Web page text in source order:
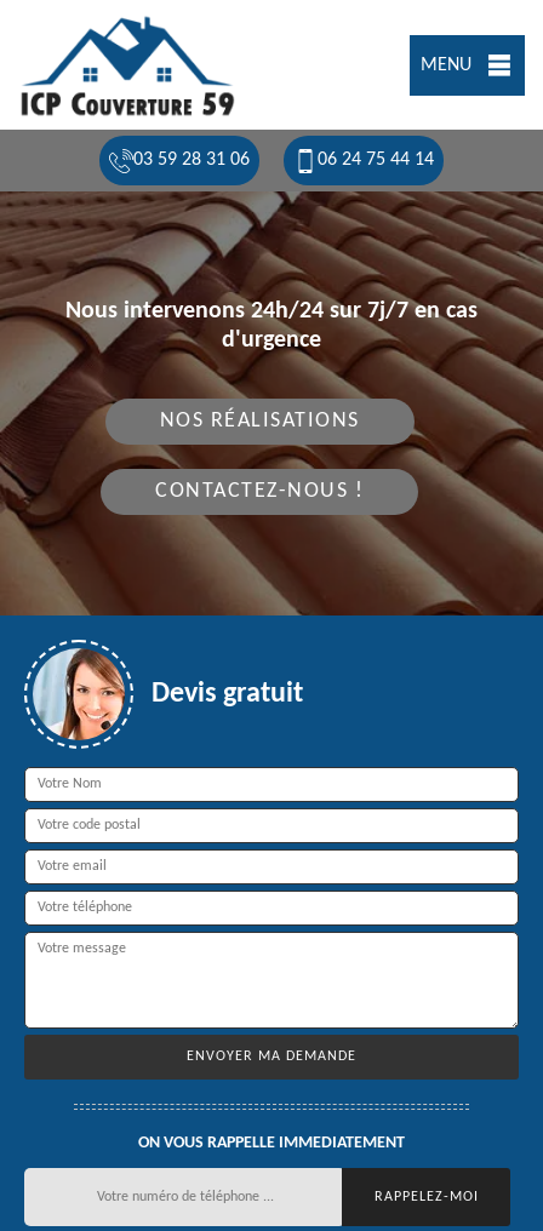
MENU
03 59 28 31 06 06 24 75 44 14
Nous intervenons 24h/24 sur 7j/7 en cas
d'urgence
NOS RÉALISATIONS
CONTACTEZ-NOUS !
Devis gratuit
ON VOUS RAPPELLE IMMEDIATEMENT